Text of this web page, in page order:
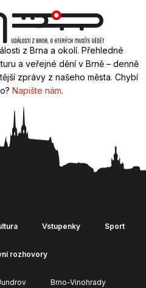
z Brna a okolí. Přehledné
a veřejné dění v Brně – denně
zprávy z našeho města. Chybí
Napište nám.
Vstupenky Sport
rozhovory
Brno-Vinohrady